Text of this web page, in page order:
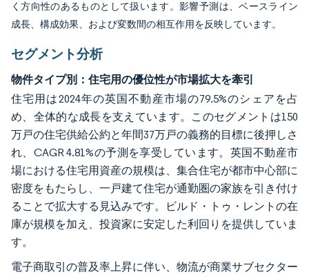
く方向性のあるものとして扱います。影響予測は、ベースライン
成長、構成効果、および変数間の相互作用を反映しています。
セグメント分析
物件タイプ別：住宅用の優位性が市場拡大を牽引
住宅用は2024年の英国不動産市場の79.5%のシェアを占
め、全体的な成長を支えています。このセグメントは150
万戸の住宅供給公約と年間37万戸の義務的目標に後押しさ
れ、CAGR 4.81%の予測を享受しています。英国不動産市
場における住宅用資産の規模は、集合住宅が都市中心部に
密度をもたらし、一戸建て住宅が通勤圏の家族を引き付け
ることで拡大する見込みです。ビルド・トゥ・レントの在
庫が規模を加え、投資家に安定した利回りを提供していま
す。
電子商取引の普及率上昇に伴い、物流が商業サブセクター